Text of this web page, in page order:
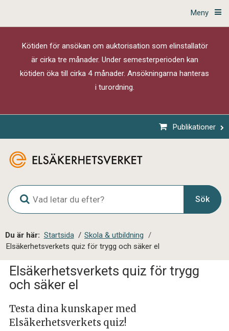
Meny
Kötiden för ansökan om auktorisation som elinstallatör
är cirka tre månader. Under semesterperioden kan
kötiden öka till cirka 4 månader. Ansökningarna hanteras
i turordning.
Publikationer
G
l
o
a
l
s
e
s
ö
k
Sök
Du är här: Startsida / Skola & utbildning /
Elsäkerhetsverkets quiz för trygg och säker el
Elsäkerhetsverkets quiz för trygg
och säker el
Testa dina kunskaper med
Elsäkerhetsverkets quiz!